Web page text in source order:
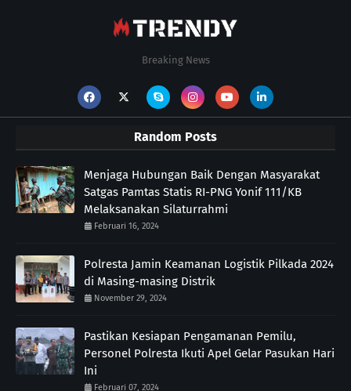
Breaking News
Random Posts
Menjaga Hubungan Baik Dengan Masyarakat
Satgas Pamtas Statis RI-PNG Yonif 111/KB
Melaksanakan Silaturrahmi
Februari 16, 2024
Polresta Jamin Keamanan Logistik Pilkada 2024
di Masing-masing Distrik
November 29, 2024
Pastikan Kesiapan Pengamanan Pemilu,
Personel Polresta Ikuti Apel Gelar Pasukan Hari
Ini
Februari 07, 2024